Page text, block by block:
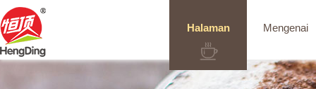
Halaman Mengenai